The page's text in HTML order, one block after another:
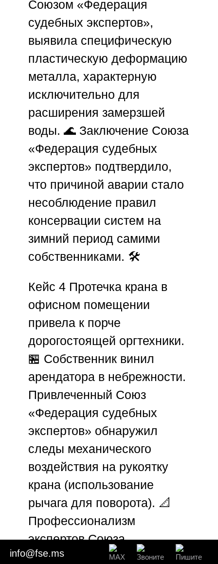
Союзом «Федерация
судебных экспертов»,
выявила специфическую
пластическую деформацию
металла, характерную
исключительно для
расширения замерзшей
воды. 🌊 Заключение Союза
«Федерация судебных
экспертов» подтвердило,
что причиной аварии стало
несоблюдение правил
консервации систем на
зимний период самими
собственниками. 🛠️
Кейс 4Протечка крана в
офисном помещении
привела к порче
дорогостоящей оргтехники.
🏪 Собственник винил
арендатора в небрежности.
Привлеченный Союз
«Федерация судебных
экспертов» обнаружил
следы механического
воздействия на рукоятку
крана (использование
рычага для поворота). 📐
Профессионализм
экспертовСоюза
«Федерация судебных
info@fse.ms